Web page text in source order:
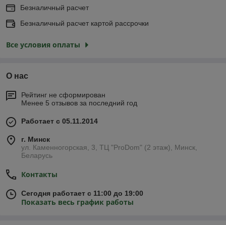
Безналичный расчет
Безналичный расчет картой рассрочки
Все условия оплаты
О нас
Рейтинг не сформирован
Менее 5 отзывов за последний год
Работает с 05.11.2014
г. Минск
ул. Каменногорская, 3, ТЦ "ProDom" (2 этаж), Минск,
Беларусь
Контакты
Сегодня работает с 11:00 до 19:00
Показать весь график работы